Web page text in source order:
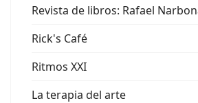
Revista de libros: Rafael
Rick's Café
Ritmos XXI
La terapia del arte